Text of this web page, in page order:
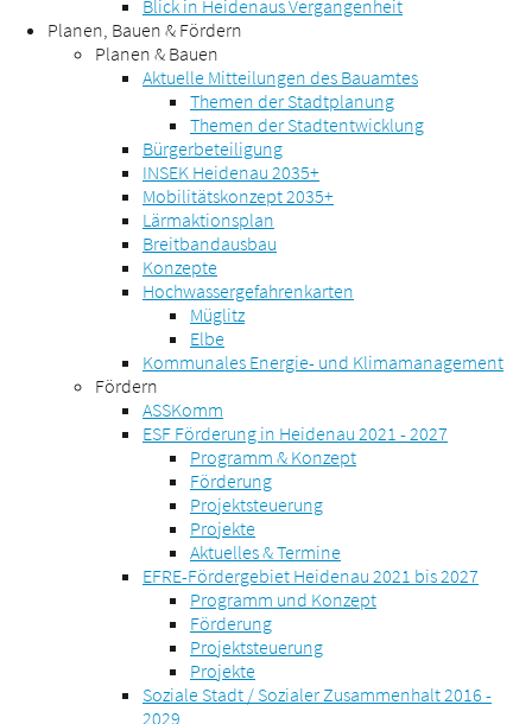
Blick in Heidenaus Vergangenheit
Planen, Bauen & Fördern
Planen & Bauen
Aktuelle Mitteilungen des Bauamtes
Themen der Stadtplanung
Themen der Stadtentwicklung
Bürgerbeteiligung
INSEK Heidenau 2035+
Mobilitätskonzept 2035+
Lärmaktionsplan
Breitbandausbau
Konzepte
Hochwassergefahrenkarten
Müglitz
Elbe
Kommunales Energie- und Klimamanagement
Fördern
ASSKomm
ESF Förderung in Heidenau 2021 - 2027
Programm & Konzept
Förderung
Projektsteuerung
Projekte
Aktuelles & Termine
EFRE-Fördergebiet Heidenau 2021 bis 2027
Programm und Konzept
Förderung
Projektsteuerung
Projekte
Soziale Stadt / Sozialer Zusammenhalt 2016 -
2029